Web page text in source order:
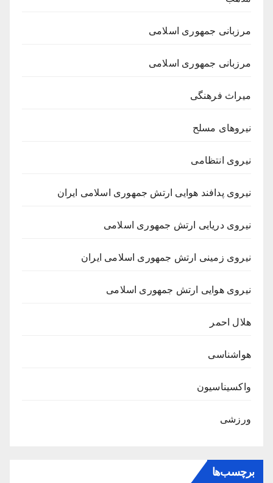
مرزبانی جمهوری اسلامی
مرزبانی جمهوری اسلامی
میراث فرهنگی
نیروهای مسلح
نیروی انتظامی
نیروی پدافند هوایی ارتش جمهوری اسلامی ایران
نیروی دریایی ارتش جمهوری اسلامی
نیروی زمینی ارتش جمهوری اسلامی ایران
نیروی هوایی ارتش جمهوری اسلامی
هلال احمر
هواشناسی
واکسیناسیون
ورزشی
برچسب‌ها